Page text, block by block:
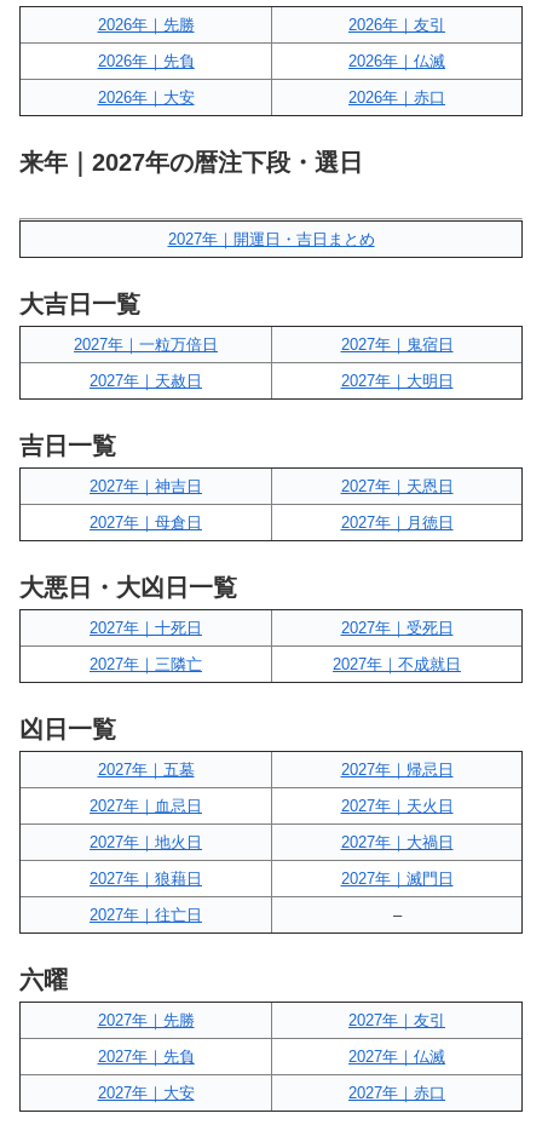
2026年｜先勝
2026年｜友引
2026年｜先負
2026年｜仏滅
2026年｜大安
2026年｜赤口
来年｜2027年の暦注下段・選日
2027年｜開運日・吉日まとめ
大吉日一覧
2027年｜一粒万倍日
2027年｜鬼宿日
2027年｜天赦日
2027年｜大明日
吉日一覧
2027年｜神吉日
2027年｜天恩日
2027年｜母倉日
2027年｜月徳日
大悪日・大凶日一覧
2027年｜十死日
2027年｜受死日
2027年｜三隣亡
2027年｜不成就日
凶日一覧
2027年｜五墓
2027年｜帰忌日
2027年｜血忌日
2027年｜天火日
2027年｜地火日
2027年｜大禍日
2027年｜狼藉日
2027年｜滅門日
2027年｜往亡日
–
六曜
2027年｜先勝
2027年｜友引
2027年｜先負
2027年｜仏滅
2027年｜大安
2027年｜赤口